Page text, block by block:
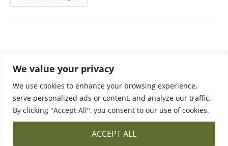
We value your privacy
We use cookies to enhance your browsing experience,
serve personalized ads or content, and analyze our traffic.
By clicking "Accept All", you consent to our use of cookies.
ACCEPT ALL
DATA PROTECTION PRIVACY POLICY & CONTACT